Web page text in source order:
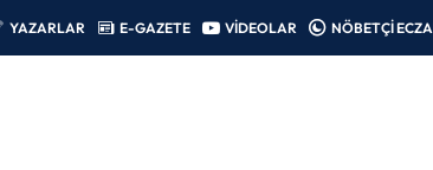
YAZARLAR E-GAZETE VİDEOLAR NÖBETÇİ